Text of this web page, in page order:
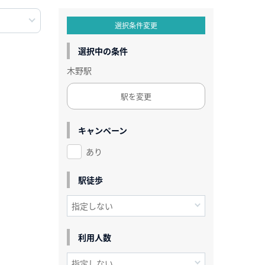
選択条件変更
選択中の条件
木野駅
駅を変更
キャンペーン
あり
駅徒歩
利用人数